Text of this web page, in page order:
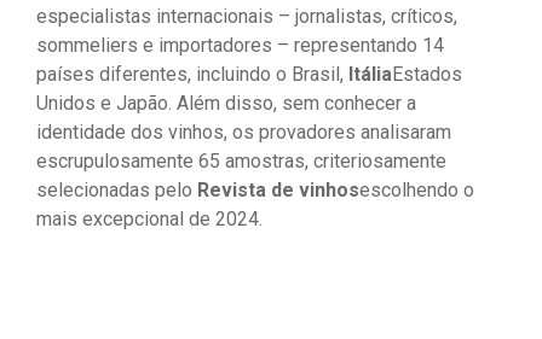
especialistas internacionais – jornalistas, críticos,
sommeliers e importadores – representando 14
países diferentes, incluindo o Brasil, ItáliaEstados
Unidos e Japão. Além disso, sem conhecer a
identidade dos vinhos, os provadores analisaram
escrupulosamente 65 amostras, criteriosamente
selecionadas pelo Revista de vinhosescolhendo o
mais excepcional de 2024.